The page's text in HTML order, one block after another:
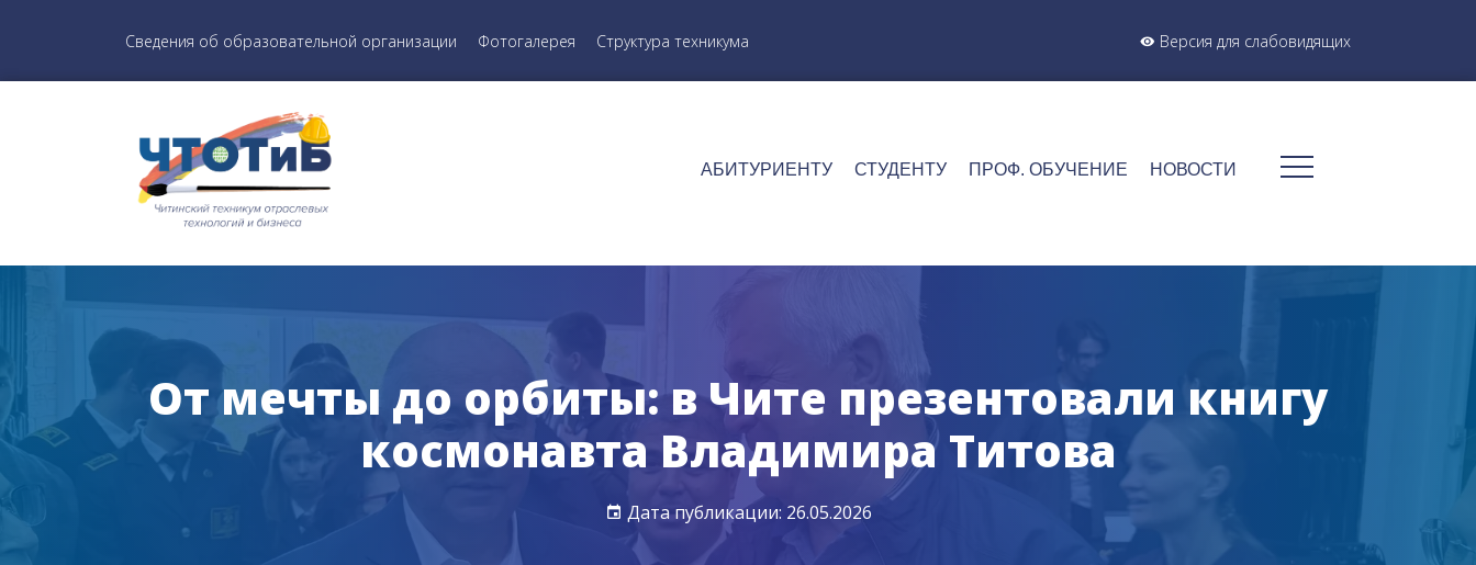
Сведения об образовательной организации Фотогалерея Структура техникума Версия для слабовидящих
АБИТУРИЕНТУ СТУДЕНТУ ПРОФ. ОБУЧЕНИЕ НОВОСТИ
От мечты до орбиты: в Чите презентовали книгу
космонавта Владимира Титова
Дата публикации: 26.05.2026